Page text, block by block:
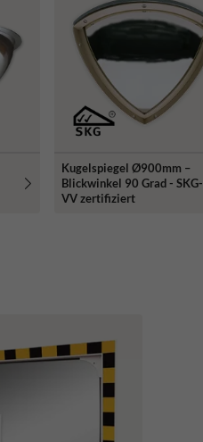
Kugelspiegel Ø900mm –
Blickwinkel 90 Grad - SKG-
VV zertifiziert